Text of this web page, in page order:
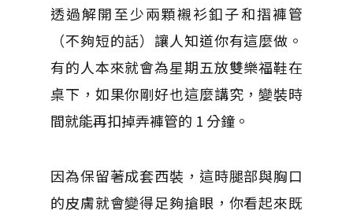
透過解開至少兩顆襯衫釦子和摺褲管
（不夠短的話）讓人知道你有這麼做。
有的人本來就會為星期五放雙樂福鞋在
桌下，如果你剛好也這麼講究，變裝時
間就能再扣掉弄褲管的 1 分鐘。
因為保留著成套西裝，這時腿部與胸口
的皮膚就會變得足夠搶眼，你看起來既